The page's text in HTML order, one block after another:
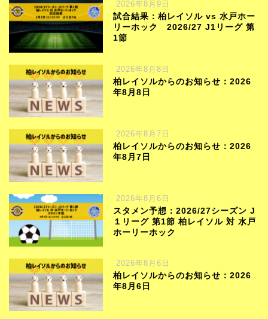
2026年8月9日
試合結果：柏レイソル vs 水戸ホー
リーホック 2026/27 J1リーグ 第
1節
2026年8月8日
柏レイソルからのお知らせ：2026
年8月8日
2026年8月7日
柏レイソルからのお知らせ：2026
年8月7日
2026年8月6日
スタメン予想：2026/27シーズン J
１リーグ 第1節 柏レイソル 対 水戸
ホーリーホック
2026年8月6日
柏レイソルからのお知らせ：2026
年8月6日